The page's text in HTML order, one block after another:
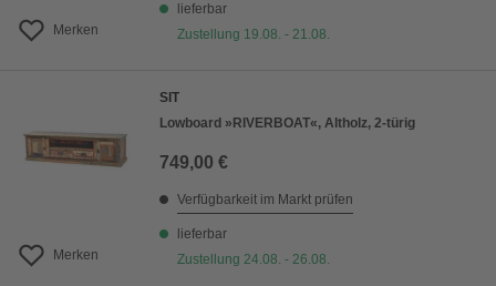
Merken
lieferbar
Zustellung 19.08. - 21.08.
Merken
SIT
Lowboard »RIVERBOAT«, Altholz, 2-türig
749,00 €
Verfügbarkeit im Markt prüfen
lieferbar
Zustellung 24.08. - 26.08.